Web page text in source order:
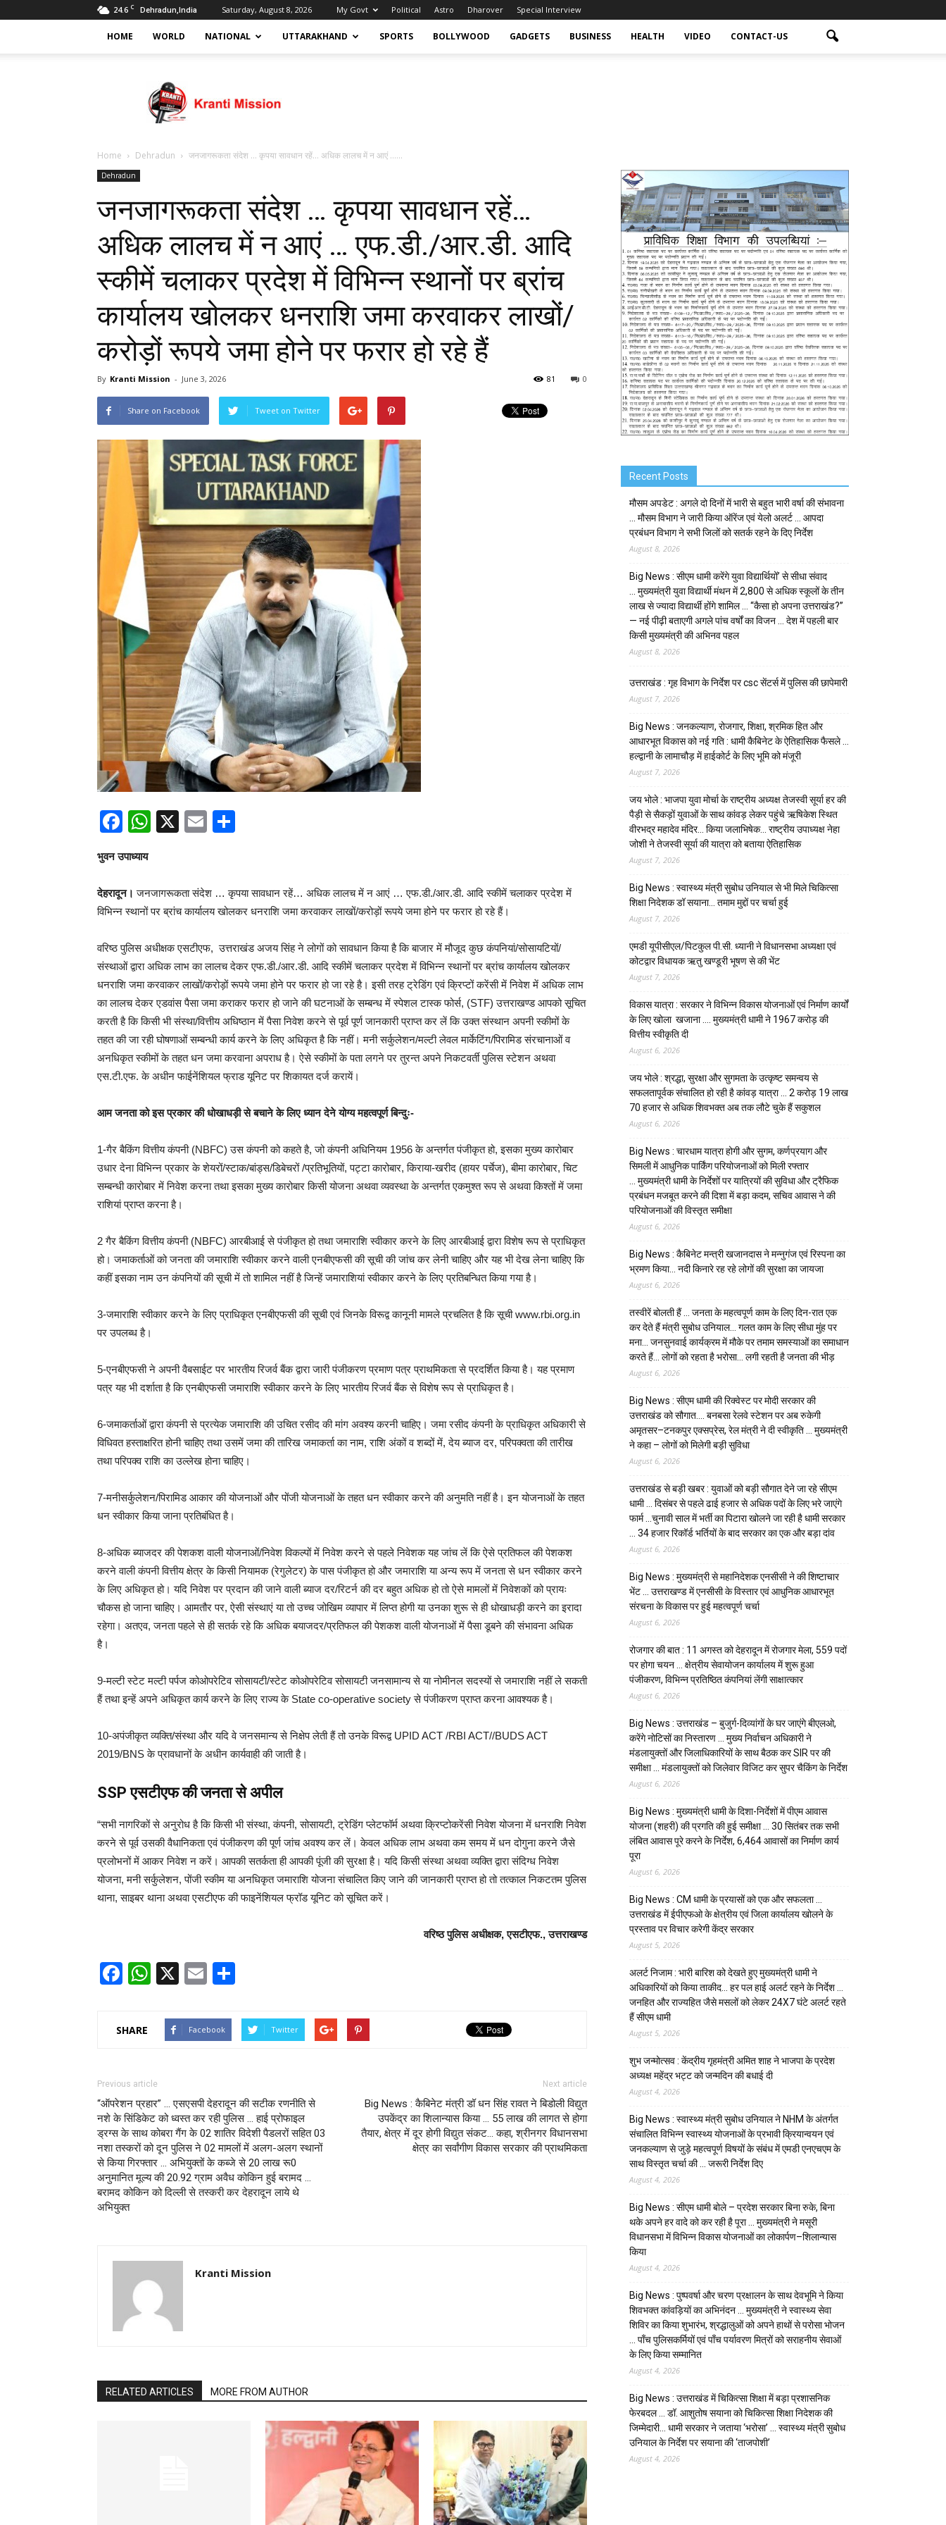
24.6 C Dehradun,India Saturday, August 8, 2026 My Govt Political Astro Dharover Special Interview
HOME WORLD NATIONAL UTTARAKHAND SPORTS BOLLYWOOD GADGETS BUSINESS HEALTH VIDEO CONTACT-US
mission
Home Dehradun जनजागरूकता संदेश … कृपया सावधान रहें… अधिक लालच में न आएं …...
Dehradun
जनजागरूकता संदेश … कृपया सावधान रहें…
अधिक लालच में न आएं … एफ.डी./आर.डी. आदि
स्कीमें चलाकर प्रदेश में विभिन्न स्थानों पर ब्रांच
कार्यालय खोलकर धनराशि जमा करवाकर लाखों/
करोड़ों रूपये जमा होने पर फरार हो रहे हैं
By Kranti Mission - June 3, 2026 0
81
Share on Facebook Tweet on Twitter
Facebook
WhatsApp
X Email
भुवन उपाध्याय
देहरादून। जनजागरूकता संदेश … कृपया सावधान रहें… अधिक लालच में न आएं … एफ.डी./आर.डी. आदि स्कीमें चलाकर प्रदेश में
विभिन्न स्थानों पर ब्रांच कार्यालय खोलकर धनराशि जमा करवाकर लाखों/करोड़ों रूपये जमा होने पर फरार हो रहे हैं।
वरिष्ठ पुलिस अधीक्षक एसटीएफ, उत्तराखंड अजय सिंह ने लोगों को सावधान किया है कि बाजार में मौजूद कुछ कंपनियां/सोसायटियों/
संस्थाओं द्वारा अधिक लाभ का लालच देकर एफ.डी./आर.डी. आदि स्कीमें चलाकर प्रदेश में विभिन्न स्थानों पर ब्रांच कार्यालय खोलकर
धनराशि जमा करवाकर लाखों/करोड़ों रूपये जमा होने पर फरार हो जा रहे है। इसी तरह ट्रेडिंग एवं क्रिप्टों करेंसी में निवेश में अधिक लाभ
का लालच देकर एडवांस पैसा जमा कराकर फरार हो जाने की घटनाओं के सम्बन्ध में स्पेशल टास्क फोर्स, (STF) उत्तराखण्ड आपको सूचित
करती है कि किसी भी संस्था/वित्तीय अधिष्ठान में पैसा निवेश करने से पूर्व पूर्ण जानकारी प्राप्त कर लें कि उक्त संस्थान अपनी स्कीमों के
तहत की जा रही घोषणाओं सम्बन्धी कार्य करने के लिए अधिकृत है कि नहीं। मनी सर्कुलेशन/मल्टी लेवल मार्केटिंग/पिरामिड संरचानाओं व
अनधिकृत स्कीमों के तहत धन जमा करवाना अपराध है। ऐसे स्कीमों के पता लगने पर तुरन्त अपने निकटवर्ती पुलिस स्टेशन अथवा
एस.टी.एफ. के अधीन फाईनेंशियल फ्राड यूनिट पर शिकायत दर्ज करायें।
आम जनता को इस प्रकार की धोखाधड़ी से बचाने के लिए ध्यान देने योग्य महत्वपूर्ण बिन्दुः-
1-गैर बैकिंग वित्तीय कंपनी (NBFC) उस कंपनी को कहते है, जो कंपनी अधिनियम 1956 के अन्तर्गत पंजीकृत हो, इसका मुख्य कारोबार
उधार देना विभिन्न प्रकार के शेयरों/स्टाक/बांड्स/डिबेचरों /प्रतिभूतियों, पट्टा कारोबार, किराया-खरीद (हायर पर्चेज), बीमा कारोबार, चिट
सम्बन्धी कारोबार में निवेश करना तथा इसका मुख्य कारोबार किसी योजना अथवा व्यवस्था के अन्तर्गत एकमुश्त रूप से अथवा किश्तों में जमा
राशियां प्राप्त करना है।
2 गैर बैकिंग वित्तीय कंपनी (NBFC) आरबीआई से पंजीकृत हो तथा जमाराशि स्वीकार करने के लिए आरबीआई द्वारा विशेष रूप से प्राधिकृत
हो। जमाकर्ताओं को जनता की जमाराशि स्वीकार करने वाली एनबीएफसी की सूची की जांच कर लेनी चाहिए और यह भी देख लेना चाहिए कि
कहीं इसका नाम उन कंपनियों की सूची में तो शामिल नहीं है जिन्हें जमाराशियां स्वीकार करने के लिए प्रतिबन्धित किया गया है।
3-जमाराशि स्वीकार करने के लिए प्राधिकृत एनबीएफसी की सूची एवं जिनके विरूद्व कानूनी मामले प्रचलित है कि सूची www.rbi.org.in
पर उपलब्ध है।
5-एनबीएफसी ने अपनी वैबसाईट पर भारतीय रिजर्व बैंक द्वारा जारी पंजीकरण प्रमाण पत्र प्राथमिकता से प्रदर्शित किया है। यह प्रमाण
पत्र यह भी दर्शाता है कि एनबीएफसी जमाराशि स्वीकार करने के लिए भारतीय रिजर्व बैंक से विशेष रूप से प्राधिकृत है।
6-जमाकर्ताओं द्वारा कंपनी से प्रत्येक जमाराशि की उचित रसीद की मांग अवश्य करनी चाहिए। जमा रसीद कंपनी के प्राधिकृत अधिकारी से
विधिवत हस्ताक्षरित होनी चाहिए तथा उसमें जमा की तारिख जमाकर्ता का नाम, राशि अंकों व शब्दों में, देय ब्याज दर, परिपक्वता की तारीख
तथा परिपक्व राशि का उल्लेख होना चाहिए।
7-मनीसर्कुलेशन/पिरामिड आकार की योजनाओं और पोंजी योजनाओं के तहत धन स्वीकार करने की अनुमति नहीं है। इन योजनाओं के तहत
धन स्वीकार किया जाना प्रतिबंधित है।
8-अधिक ब्याजदर की पेशकश वाली योजनाओं/निवेश विकल्पों में निवेश करने से पहले निवेशक यह जांच लें कि ऐसे प्रतिफल की पेशकश
करने वाली कंपनी वित्तीय क्षेत्र के किसी नियामक (रेगुलेटर) के पास पंजीकृत हो और जमाराशि या अन्य रूप में जनता से धन स्वीकार करने
के लिए अधिकृत हो। यदि निवेश पर प्रदान की जाने वाली ब्याज दर/रिटर्न की दर बहुत अधिक हो तो ऐसे मामलों में निवेशकों को प्रायः
चौकस हो जाना चाहिए। आमतौर पर, ऐसी संस्थाएं या तो उच्च जोखिम व्यापार में लिप्त होगी या उनका शुरू से ही धोखाधड़ी करने का इरादा
रहेगा। अतएव, जनता पहले से ही सतर्क रहे कि अधिक बयाजदर/प्रतिफल की पेशकश वाली योजनाओं में पैसा डूबने की संभावना अधिक
है।
9-मल्टी स्टेट मल्टी पर्पज कोओपरेटिव सोसायटी/स्टेट कोओपरेटिव सोसायटी जनसामान्य से या नोमीनल सदस्यों से जमाराशि नहीं ले सकती
हैं तथा इन्हें अपने अधिकृत कार्य करने के लिए राज्य के State co-operative society से पंजीकरण प्राप्त करना आवश्यक है।
10-अपंजीकृत व्यक्ति/संस्था और यदि वे जनसमान्य से निक्षेप लेती हैं तो उनके विरूद्व UPID ACT /RBI ACT//BUDS ACT
2019/BNS के प्रावधानों के अधीन कार्यवाही की जाती है।
SSP एसटीएफ की जनता से अपील
“सभी नागरिकों से अनुरोध है कि किसी भी संस्था, कंपनी, सोसायटी, ट्रेडिंग प्लेटफॉर्म अथवा क्रिप्टोकरेंसी निवेश योजना में धनराशि निवेश
करने से पूर्व उसकी वैधानिकता एवं पंजीकरण की पूर्ण जांच अवश्य कर लें। केवल अधिक लाभ अथवा कम समय में धन दोगुना करने जैसे
प्रलोभनों में आकर निवेश न करें। आपकी सतर्कता ही आपकी पूंजी की सुरक्षा है। यदि किसी संस्था अथवा व्यक्ति द्वारा संदिग्ध निवेश
योजना, मनी सर्कुलेशन, पोंजी स्कीम या अनधिकृत जमाराशि योजना संचालित किए जाने की जानकारी प्राप्त हो तो तत्काल निकटतम पुलिस
थाना, साइबर थाना अथवा एसटीएफ की फाइनेंशियल फ्रॉड यूनिट को सूचित करें।
वरिष्ठ पुलिस अधीक्षक, एसटीएफ., उत्तराखण्ड
Facebook
WhatsApp
X Email
SHARE Facebook Twitter
Previous article
“ऑपरेशन प्रहार” … एसएसपी देहरादून की सटीक रणनीति से
नशे के सिंडिकेट को ध्वस्त कर रही पुलिस … हाई प्रोफाइल
ड्रग्स के साथ कोबरा गैंग के 02 शातिर विदेशी पैडलरों सहित 03
नशा तस्करों को दून पुलिस ने 02 मामलों में अलग-अलग स्थानों
से किया गिरफ्तार … अभियुक्तों के कब्जे से 20 लाख रू0
अनुमानित मूल्य की 20.92 ग्राम अवैध कोकिन हुई बरामद …
बरामद कोकिन को दिल्ली से तस्करी कर देहरादून लाये थे
अभियुक्त
Next article
Big News : कैबिनेट मंत्री डॉ धन सिंह रावत ने बिडोली विद्युत
उपकेंद्र का शिलान्यास किया … 55 लाख की लागत से होगा
तैयार, क्षेत्र में दूर होगी विद्युत संकट… कहा, श्रीनगर विधानसभा
क्षेत्र का सर्वांगीण विकास सरकार की प्राथमिकता
Kranti Mission
RELATED ARTICLES MORE FROM AUTHOR
Recent Posts
मौसम अपडेट : अगले दो दिनों में भारी से बहुत भारी वर्षा की संभावना
… मौसम विभाग ने जारी किया ऑरेंज एवं येलो अलर्ट … आपदा
प्रबंधन विभाग ने सभी जिलों को सतर्क रहने के दिए निर्देश
August 8, 2026
Big News : सीएम धामी करेंगे युवा विद्यार्थियों’ से सीधा संवाद
… मुख्यमंत्री युवा विद्यार्थी मंथन में 2,800 से अधिक स्कूलों के तीन
लाख से ज्यादा विद्यार्थी होंगे शामिल … “कैसा हो अपना उत्तराखंड?”
— नई पीढ़ी बताएगी अगले पांच वर्षों का विजन … देश में पहली बार
किसी मुख्यमंत्री की अभिनव पहल
August 8, 2026
उत्तराखंड : गृह विभाग के निर्देश पर csc सेंटर्स में पुलिस की छापेमारी
August 7, 2026
Big News : जनकल्याण, रोजगार, शिक्षा, श्रमिक हित और
आधारभूत विकास को नई गति : धामी कैबिनेट के ऐतिहासिक फैसले …
हल्द्वानी के लामाचौड़ में हाईकोर्ट के लिए भूमि को मंजूरी
August 7, 2026
जय भोले : भाजपा युवा मोर्चा के राष्ट्रीय अध्यक्ष तेजस्वी सूर्या हर की
पैड़ी से सैकड़ों युवाओं के साथ कांवड़ लेकर पहुंचे ऋषिकेश स्थित
वीरभद्र महादेव मंदिर… किया जलाभिषेक… राष्ट्रीय उपाध्यक्ष नेहा
जोशी ने तेजस्वी सूर्या की यात्रा को बताया ऐतिहासिक
August 7, 2026
Big News : स्वास्थ्य मंत्री सुबोध उनियाल से भी मिले चिकित्सा
शिक्षा निदेशक डॉ सयाना… तमाम मुद्दों पर चर्चा हुई
August 7, 2026
एमडी यूपीसीएल/पिटकुल पी.सी. ध्यानी ने विधानसभा अध्यक्षा एवं
कोटद्वार विधायक ऋतु खण्डूरी भूषण से की भेंट
August 7, 2026
विकास यात्रा : सरकार ने विभिन्न विकास योजनाओं एवं निर्माण कार्यों
के लिए खोला खजाना …. मुख्यमंत्री धामी ने ₹1967 करोड़ की
वित्तीय स्वीकृति दी
August 6, 2026
जय भोले : श्रद्धा, सुरक्षा और सुगमता के उत्कृष्ट समन्वय से
सफलतापूर्वक संचालित हो रही है कांवड़ यात्रा … 2 करोड़ 19 लाख
70 हजार से अधिक शिवभक्त अब तक लौटे चुके हैं सकुशल
August 6, 2026
Big News : चारधाम यात्रा होगी और सुगम, कर्णप्रयाग और
सिमली में आधुनिक पार्किंग परियोजनाओं को मिली रफ्तार
… मुख्यमंत्री धामी के निर्देशों पर यात्रियों की सुविधा और ट्रैफिक
प्रबंधन मजबूत करने की दिशा में बड़ा कदम, सचिव आवास ने की
परियोजनाओं की विस्तृत समीक्षा
August 6, 2026
Big News : कैबिनेट मन्त्री खजानदास ने मन्नुगंज एवं रिस्पना का
भ्रमण किया… नदी किनारे रह रहे लोगों की सुरक्षा का जायजा
August 6, 2026
तस्वीरें बोलती हैं … जनता के महत्वपूर्ण काम के लिए दिन-रात एक
कर देते हैं मंत्री सुबोध उनियाल… गलत काम के लिए सीधा मुंह पर
मना… जनसुनवाई कार्यक्रम में मौके पर तमाम समस्याओं का समाधान
करते हैं… लोगों को रहता है भरोसा… लगी रहती है जनता की भीड़
August 6, 2026
Big News : सीएम धामी की रिक्वेस्ट पर मोदी सरकार की
उत्तराखंड को सौगात…. बनबसा रेलवे स्टेशन पर अब रुकेगी
अमृतसर–टनकपुर एक्सप्रेस, रेल मंत्री ने दी स्वीकृति … मुख्यमंत्री
ने कहा – लोगों को मिलेगी बड़ी सुविधा
August 6, 2026
उत्तराखंड से बड़ी खबर : युवाओं को बड़ी सौगात देने जा रहे सीएम
धामी … दिसंबर से पहले ढाई हजार से अधिक पदों के लिए भरे जाएंगे
फार्म …चुनावी साल में भर्ती का पिटारा खोलने जा रही है धामी सरकार
… 34 हजार रिकॉर्ड भर्तियों के बाद सरकार का एक और बड़ा दांव
August 6, 2026
Big News : मुख्यमंत्री से महानिदेशक एनसीसी ने की शिष्टाचार
भेंट … उत्तराखण्ड में एनसीसी के विस्तार एवं आधुनिक आधारभूत
संरचना के विकास पर हुई महत्वपूर्ण चर्चा
August 6, 2026
रोजगार की बात : 11 अगस्त को देहरादून में रोजगार मेला, 559 पदों
पर होगा चयन … क्षेत्रीय सेवायोजन कार्यालय में शुरू हुआ
पंजीकरण, विभिन्न प्रतिष्ठित कंपनियां लेंगी साक्षात्कार
August 6, 2026
Big News : उत्तराखंड – बुजुर्ग-दिव्यांगों के घर जाएंगे बीएलओ,
करेंगे नोटिसों का निस्तारण … मुख्य निर्वाचन अधिकारी ने
मंडलायुक्तों और जिलाधिकारियों के साथ बैठक कर SIR पर की
समीक्षा … मंडलायुक्तों को जिलेवार विजिट कर सुपर चैकिंग के निर्देश
August 6, 2026
Big News : मुख्यमंत्री धामी के दिशा-निर्देशों में पीएम आवास
योजना (शहरी) की प्रगति की हुई समीक्षा … 30 सितंबर तक सभी
लंबित आवास पूरे करने के निर्देश, 6,464 आवासों का निर्माण कार्य
पूरा
August 6, 2026
Big News : CM धामी के प्रयासों को एक और सफलता …
उत्तराखंड में ईपीएफओ के क्षेत्रीय एवं जिला कार्यालय खोलने के
प्रस्ताव पर विचार करेगी केंद्र सरकार
August 5, 2026
अलर्ट निजाम : भारी बारिश को देखते हुए मुख्यमंत्री धामी ने
अधिकारियों को किया ताकीद… हर पल हाई अलर्ट रहने के निर्देश …
जनहित और राज्यहित जैसे मसलों को लेकर 24X7 घंटे अलर्ट रहते
हैं सीएम धामी
August 5, 2026
शुभ जन्मोत्सव : केंद्रीय गृहमंत्री अमित शाह ने भाजपा के प्रदेश
अध्यक्ष महेंद्र भट्ट को जन्मदिन की बधाई दी
August 4, 2026
Big News : स्वास्थ्य मंत्री सुबोध उनियाल ने NHM के अंतर्गत
संचालित विभिन्न स्वास्थ्य योजनाओं के प्रभावी क्रियान्वयन एवं
जनकल्याण से जुड़े महत्वपूर्ण विषयों के संबंध में एमडी एनएचएम के
साथ विस्तृत चर्चा की … जरूरी निर्देश दिए
August 4, 2026
Big News : सीएम धामी बोले – प्रदेश सरकार बिना रुके, बिना
थके अपने हर वादे को कर रही है पूरा … मुख्यमंत्री ने मसूरी
विधानसभा में विभिन्न विकास योजनाओं का लोकार्पण–शिलान्यास
किया
August 4, 2026
Big News : पुष्पवर्षा और चरण प्रक्षालन के साथ देवभूमि ने किया
शिवभक्त कांवड़ियों का अभिनंदन … मुख्यमंत्री ने स्वास्थ्य सेवा
शिविर का किया शुभारंभ, श्रद्धालुओं को अपने हाथों से परोसा भोजन
… पाँच पुलिसकर्मियों एवं पाँच पर्यावरण मित्रों को सराहनीय सेवाओं
के लिए किया सम्मानित
August 4, 2026
Big News : उत्तराखंड में चिकित्सा शिक्षा में बड़ा प्रशासनिक
फेरबदल … डॉ. आशुतोष सयाना को चिकित्सा शिक्षा निदेशक की
जिम्मेदारी… धामी सरकार ने जताया ‘भरोसा’ … स्वास्थ्य मंत्री सुबोध
उनियाल के निर्देश पर सयाना की ‘ताजपोशी’
August 4, 2026